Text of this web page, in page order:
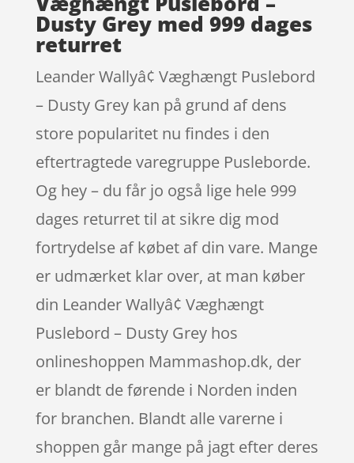
Dusty Grey med 999 dages
returret
Leander Wallyâ¢ Væghængt Puslebord
– Dusty Grey kan på grund af dens
store popularitet nu findes i den
eftertragtede varegruppe Pusleborde.
Og hey – du får jo også lige hele 999
dages returret til at sikre dig mod
fortrydelse af købet af din vare. Mange
er udmærket klar over, at man køber
din Leander Wallyâ¢ Væghængt
Puslebord – Dusty Grey hos
onlineshoppen Mammashop.dk, der
er blandt de førende i Norden inden
for branchen. Blandt alle varerne i
shoppen går mange på jagt efter deres